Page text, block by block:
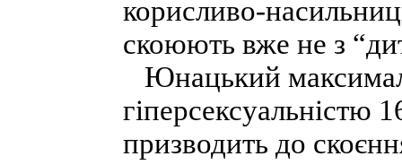
корисливо-
скоюють вже не з
Юнацький
гіперсексуальністю
призводить до